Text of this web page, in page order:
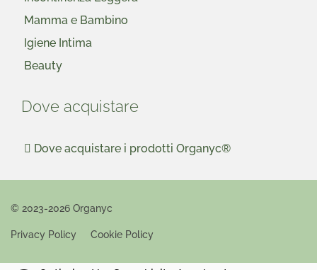
Mamma e Bambino
Igiene Intima
Beauty
Dove acquistare
Dove acquistare i prodotti Organyc®
© 2023-2026 Organyc
Privacy Policy Cookie Policy